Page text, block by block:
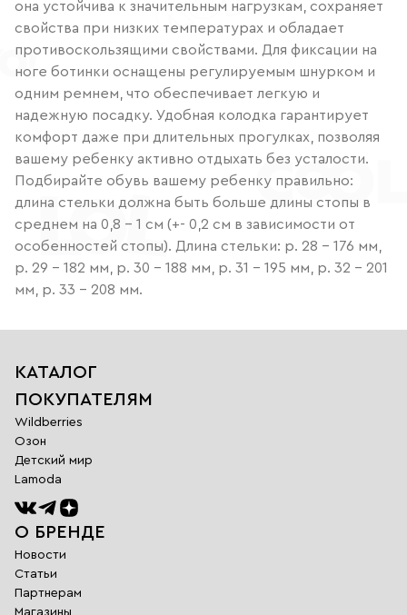
она устойчива к значительным нагрузкам, сохраняет
свойства при низких температурах и обладает
противоскользящими свойствами. Для фиксации на
ноге ботинки оснащены регулируемым шнурком и
одним ремнем, что обеспечивает легкую и
надежную посадку. Удобная колодка гарантирует
комфорт даже при длительных прогулках, позволяя
вашему ребенку активно отдыхать без усталости.
Подбирайте обувь вашему ребенку правильно:
длина стельки должна быть больше длины стопы в
среднем на 0,8 - 1 см (+- 0,2 см в зависимости от
особенностей стопы). Длина стельки: р. 28 - 176 мм,
р. 29 - 182 мм, р. 30 - 188 мм, р. 31 - 195 мм, р. 32 - 201
мм, р. 33 - 208 мм.
КАТАЛОГ
ПОКУПАТЕЛЯМ
Wildberries
Озон
Детский мир
Lamoda
О БРЕНДЕ
Новости
Статьи
Партнерам
Магазины